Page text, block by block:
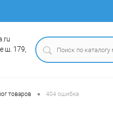
ш. 179,
товаров • 404 ошибка